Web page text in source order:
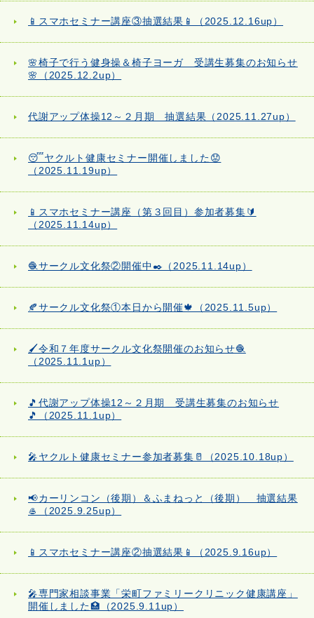
📱スマホセミナー講座③抽選結果📱（2025.12.16up）
🌸椅子で行う健身操＆椅子ヨーガ 受講生募集のお知らせ
🌸（2025.12.2up）
代謝アップ体操12～２月期 抽選結果（2025.11.27up）
😴ヤクルト健康セミナー開催しました😟
（2025.11.19up）
📱スマホセミナー講座（第３回目）参加者募集🔰
（2025.11.14up）
🧶サークル文化祭②開催中✒️（2025.11.14up）
🍂サークル文化祭①本日から開催🍁（2025.11.5up）
🖌️令和７年度サークル文化祭開催のお知らせ🧶
（2025.11.1up）
🎵代謝アップ体操12～２月期 受講生募集のお知らせ
🎵（2025.11.1up）
🎤ヤクルト健康セミナー参加者募集🥛（2025.10.18up）
📢カーリンコン（後期）＆ふまねっと（後期） 抽選結果
🥌（2025.9.25up）
📱スマホセミナー講座②抽選結果📱（2025.9.16up）
🎤専門家相談事業「栄町ファミリークリニック健康講座」
開催しました🏥（2025.9.11up）